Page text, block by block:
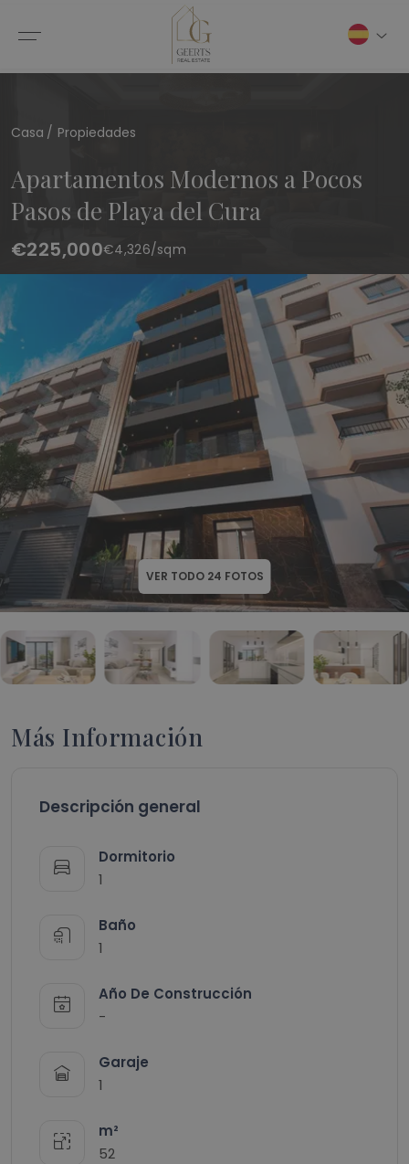
Casa Propiedades
Apartamentos Modernos a Pocos
Pasos de Playa del Cura
€225,000€4,326/sqm
VER TODO 24 FOTOS
Más Información
Descripción general
Dormitorio
1
Baño
1
Año De Construcción
-
Garaje
1
m²
52